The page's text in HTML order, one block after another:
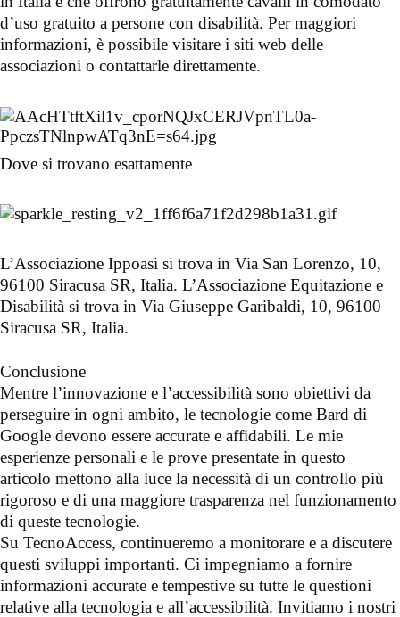
d’uso gratuito a persone con disabilità. Per maggiori
informazioni, è possibile visitare i siti web delle
associazioni o contattarle direttamente.
Dove si trovano esattamente
L’Associazione Ippoasi si trova in Via San Lorenzo, 10,
96100 Siracusa SR, Italia. L’Associazione Equitazione e
Disabilità si trova in Via Giuseppe Garibaldi, 10, 96100
Siracusa SR, Italia.
Conclusione
Mentre l’innovazione e l’accessibilità sono obiettivi da
perseguire in ogni ambito, le tecnologie come Bard di
Google devono essere accurate e affidabili. Le mie
esperienze personali e le prove presentate in questo
articolo mettono alla luce la necessità di un controllo più
rigoroso e di una maggiore trasparenza nel funzionamento
di queste tecnologie.
Su TecnoAccess, continueremo a monitorare e a discutere
questi sviluppi importanti. Ci impegniamo a fornire
informazioni accurate e tempestive su tutte le questioni
relative alla tecnologia e all’accessibilità. Invitiamo i nostri